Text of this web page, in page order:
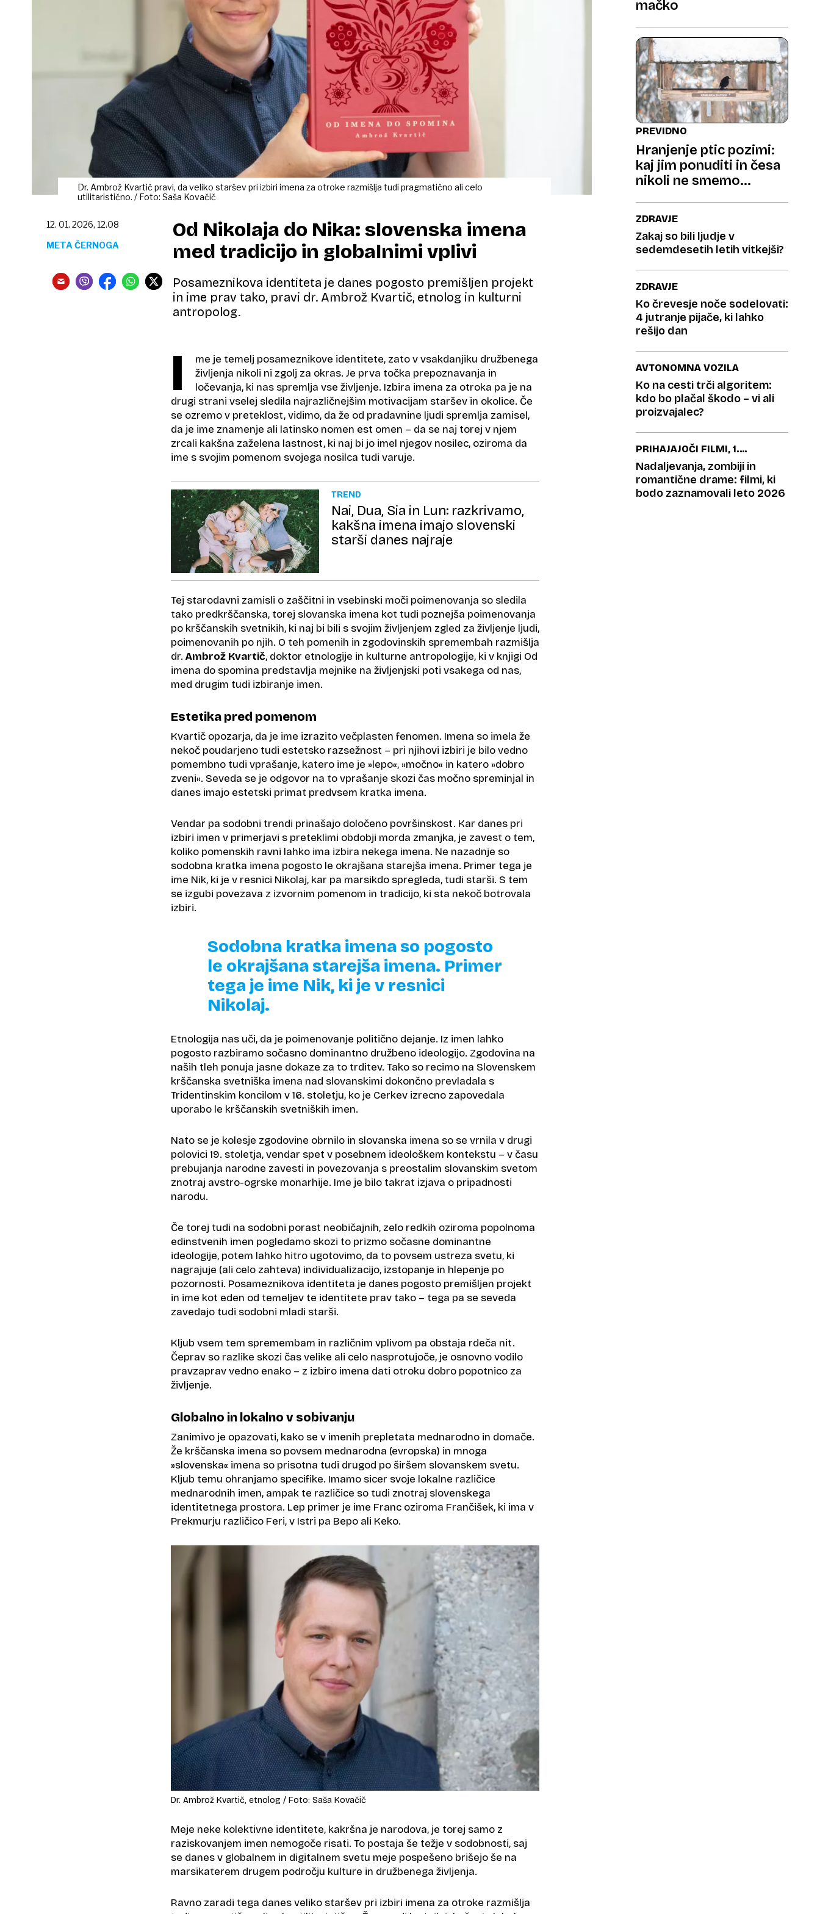
Dr. Ambrož Kvartič pravi, da veliko staršev pri izbiri imena za otroke razmišlja tudi pragmatično ali celo
utilitaristično. / Foto: Saša Kovačič
Od Nikolaja do Nika: slovenska imena
med tradicijo in globalnimi vplivi
Posameznikova identiteta je danes pogosto premišljen projekt
in ime prav tako, pravi dr. Ambrož Kvartič, etnolog in kulturni
antropolog.
12. 01. 2026, 12.08
META ČERNOGA
I
me je temelj posameznikove identitete, zato v vsakdanjiku družbenega
življenja nikoli ni zgolj za okras. Je prva točka prepoznavanja in
ločevanja, ki nas spremlja vse življenje. Izbira imena za otroka pa je na
drugi strani vselej sledila najrazličnejšim motivacijam staršev in okolice. Če
se ozremo v preteklost, vidimo, da že od pradavnine ljudi spremlja zamisel,
da je ime znamenje ali latinsko nomen est omen – da se naj torej v njem
zrcali kakšna zaželena lastnost, ki naj bi jo imel njegov nosilec, oziroma da
ime s svojim pomenom svojega nosilca tudi varuje.
TREND
Nai, Dua, Sia in Lun: razkrivamo,
kakšna imena imajo slovenski
starši danes najraje
Tej starodavni zamisli o zaščitni in vsebinski moči poimenovanja so sledila
tako predkrščanska, torej slovanska imena kot tudi poznejša poimenovanja
po krščanskih svetnikih, ki naj bi bili s svojim življenjem zgled za življenje ljudi,
poimenovanih po njih. O teh pomenih in zgodovinskih spremembah razmišlja
dr. Ambrož Kvartič, doktor etnologije in kulturne antropologije, ki v knjigi Od
imena do spomina predstavlja mejnike na življenjski poti vsakega od nas,
med drugim tudi izbiranje imen.
Estetika pred pomenom
Kvartič opozarja, da je ime izrazito večplasten fenomen. Imena so imela že
nekoč poudarjeno tudi estetsko razsežnost – pri njihovi izbiri je bilo vedno
pomembno tudi vprašanje, katero ime je »lepo«, »močno« in katero »dobro
zveni«. Seveda se je odgovor na to vprašanje skozi čas močno spreminjal in
danes imajo estetski primat predvsem kratka imena.
Vendar pa sodobni trendi prinašajo določeno površinskost. Kar danes pri
izbiri imen v primerjavi s preteklimi obdobji morda zmanjka, je zavest o tem,
koliko pomenskih ravni lahko ima izbira nekega imena. Ne nazadnje so
sodobna kratka imena pogosto le okrajšana starejša imena. Primer tega je
ime Nik, ki je v resnici Nikolaj, kar pa marsikdo spregleda, tudi starši. S tem
se izgubi povezava z izvornim pomenom in tradicijo, ki sta nekoč botrovala
izbiri.
Sodobna kratka imena so pogosto
le okrajšana starejša imena. Primer
tega je ime Nik, ki je v resnici
Nikolaj.
Etnologija nas uči, da je poimenovanje politično dejanje. Iz imen lahko
pogosto razbiramo sočasno dominantno družbeno ideologijo. Zgodovina na
naših tleh ponuja jasne dokaze za to trditev. Tako so recimo na Slovenskem
krščanska svetniška imena nad slovanskimi dokončno prevladala s
Tridentinskim koncilom v 16. stoletju, ko je Cerkev izrecno zapovedala
uporabo le krščanskih svetniških imen.
Nato se je kolesje zgodovine obrnilo in slovanska imena so se vrnila v drugi
polovici 19. stoletja, vendar spet v posebnem ideološkem kontekstu – v času
prebujanja narodne zavesti in povezovanja s preostalim slovanskim svetom
znotraj avstro-ogrske monarhije. Ime je bilo takrat izjava o pripadnosti
narodu.
Če torej tudi na sodobni porast neobičajnih, zelo redkih oziroma popolnoma
edinstvenih imen pogledamo skozi to prizmo sočasne dominantne
ideologije, potem lahko hitro ugotovimo, da to povsem ustreza svetu, ki
nagrajuje (ali celo zahteva) individualizacijo, izstopanje in hlepenje po
pozornosti. Posameznikova identiteta je danes pogosto premišljen projekt
in ime kot eden od temeljev te identitete prav tako – tega pa se seveda
zavedajo tudi sodobni mladi starši.
Kljub vsem tem spremembam in različnim vplivom pa obstaja rdeča nit.
Čeprav so razlike skozi čas velike ali celo nasprotujoče, je osnovno vodilo
pravzaprav vedno enako – z izbiro imena dati otroku dobro popotnico za
življenje.
Globalno in lokalno v sobivanju
Zanimivo je opazovati, kako se v imenih prepletata mednarodno in domače.
Že krščanska imena so povsem mednarodna (evropska) in mnoga
»slovenska« imena so prisotna tudi drugod po širšem slovanskem svetu.
Kljub temu ohranjamo specifike. Imamo sicer svoje lokalne različice
mednarodnih imen, ampak te različice so tudi znotraj slovenskega
identitetnega prostora. Lep primer je ime Franc oziroma Frančišek, ki ima v
Prekmurju različico Feri, v Istri pa Bepo ali Keko.
Dr. Ambrož Kvartič, etnolog / Foto: Saša Kovačič
Meje neke kolektivne identitete, kakršna je narodova, je torej samo z
raziskovanjem imen nemogoče risati. To postaja še težje v sodobnosti, saj
se danes v globalnem in digitalnem svetu meje pospešeno brišejo še na
marsikaterem drugem področju kulture in družbenega življenja.
Ravno zaradi tega danes veliko staršev pri izbiri imena za otroke razmišlja
mačko
PREVIDNO
Hranjenje ptic pozimi:
kaj jim ponuditi in česa
nikoli ne smemo
ZDRAVJE
Zakaj so bili ljudje v
sedemdesetih letih vitkejši?
ZDRAVJE
Ko črevesje noče sodelovati:
4 jutranje pijače, ki lahko
rešijo dan
AVTONOMNA VOZILA
Ko na cesti trči algoritem:
kdo bo plačal škodo – vi ali
proizvajalec?
PRIHAJAJOČI FILMI, 1.
DEL
Nadaljevanja, zombiji in
romantične drame: filmi, ki
bodo zaznamovali leto 2026